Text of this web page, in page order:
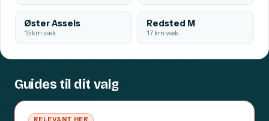
Øster Assels
15 km væk
Redsted M
17 km væk
Guides til dit valg